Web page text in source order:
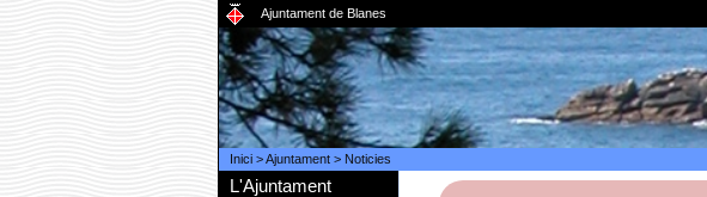
Ajuntament de Blanes
Inici>Ajuntament> Noticies
L'Ajuntament